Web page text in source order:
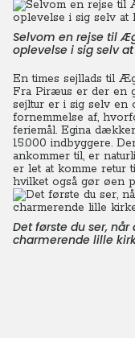
Selvom en rejse til
oplevelse i sig selv
En times sejllads til
Fra Piræus er der en
sejltur er i sig selv en
fornemmelse af,
feriemål. Egina
15.000 indbyggere.
ankommer til, er
er let at komme retur
hvilket også gør øen
Det første du ser,
charmerende lille